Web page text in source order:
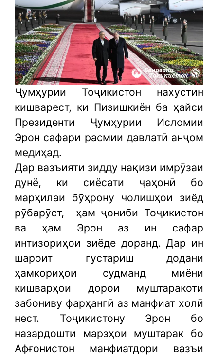
Ҷумҳурии Тоҷикистон нахустин
кишварест, ки Пизишкиён ба ҳайси
Президенти Ҷумҳурии Исломии
Эрон сафари расмии давлатӣ анҷом
медиҳад.
Дар вазъияти зидду нақизи имрӯзаи
дунё, ки сиёсати ҷаҳонӣ бо
марҳилаи бӯҳрону чолишҳои зиёд
рӯбарӯст,
ҳам ҷониби Тоҷикистон
ва ҳам Эрон аз ин сафар
интизориҳои зиёде доранд. Дар ин
шароит густариш додани
ҳамкориҳои судманд миёни
кишварҳои дорои муштаракоти
забониву фарҳангӣ аз манфиат холӣ
нест. Тоҷикистону Эрон бо
назардошти марзҳои муштарак бо
Афғонистон манфиатдори вазъи